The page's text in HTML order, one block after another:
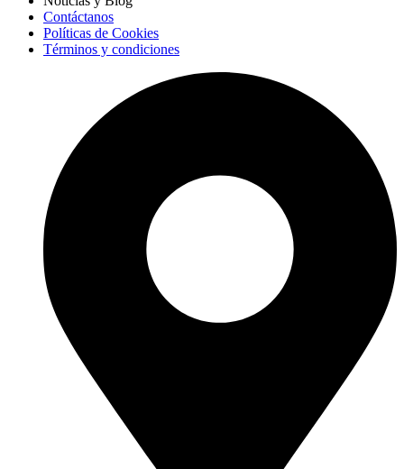
Contáctanos
Políticas de Cookies
Términos y condiciones